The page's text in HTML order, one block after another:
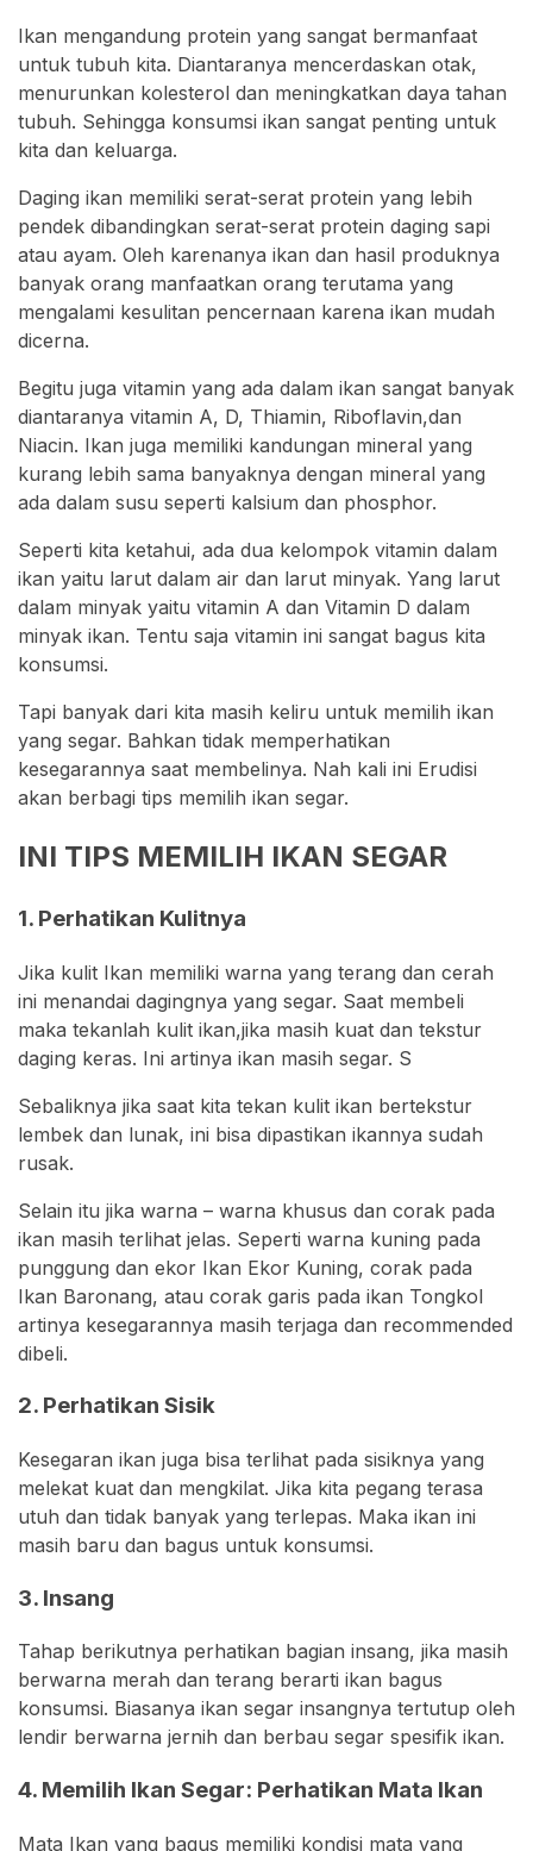
Ikan mengandung protein yang sangat bermanfaat
untuk tubuh kita. Diantaranya mencerdaskan otak,
menurunkan kolesterol dan meningkatkan daya tahan
tubuh. Sehingga konsumsi ikan sangat penting untuk
kita dan keluarga.
Daging ikan memiliki serat-serat protein yang lebih
pendek dibandingkan serat-serat protein daging sapi
atau ayam. Oleh karenanya ikan dan hasil produknya
banyak orang manfaatkan orang terutama yang
mengalami kesulitan pencernaan karena ikan mudah
dicerna.
Begitu juga vitamin yang ada dalam ikan sangat banyak
diantaranya vitamin A, D, Thiamin, Riboflavin,dan
Niacin. Ikan juga memiliki kandungan mineral yang
kurang lebih sama banyaknya dengan mineral yang
ada dalam susu seperti kalsium dan phosphor.
Seperti kita ketahui, ada dua kelompok vitamin dalam
ikan yaitu larut dalam air dan larut minyak. Yang larut
dalam minyak yaitu vitamin A dan Vitamin D dalam
minyak ikan. Tentu saja vitamin ini sangat bagus kita
konsumsi.
Tapi banyak dari kita masih keliru untuk memilih ikan
yang segar. Bahkan tidak memperhatikan
kesegarannya saat membelinya. Nah kali ini Erudisi
akan berbagi tips memilih ikan segar.
INI TIPS MEMILIH IKAN SEGAR
1. Perhatikan Kulitnya
Jika kulit Ikan memiliki warna yang terang dan cerah
ini menandai dagingnya yang segar. Saat membeli
maka tekanlah kulit ikan,jika masih kuat dan tekstur
daging keras. Ini artinya ikan masih segar. S
Sebaliknya jika saat kita tekan kulit ikan bertekstur
lembek dan lunak, ini bisa dipastikan ikannya sudah
rusak.
Selain itu jika warna – warna khusus dan corak pada
ikan masih terlihat jelas. Seperti warna kuning pada
punggung dan ekor Ikan Ekor Kuning, corak pada
Ikan Baronang, atau corak garis pada ikan Tongkol
artinya kesegarannya masih terjaga dan recommended
dibeli.
2. Perhatikan Sisik
Kesegaran ikan juga bisa terlihat pada sisiknya yang
melekat kuat dan mengkilat. Jika kita pegang terasa
utuh dan tidak banyak yang terlepas. Maka ikan ini
masih baru dan bagus untuk konsumsi.
3. Insang
Tahap berikutnya perhatikan bagian insang, jika masih
berwarna merah dan terang berarti ikan bagus
konsumsi. Biasanya ikan segar insangnya tertutup oleh
len­dir berwarna jernih dan berbau segar spesifik ikan.
4. Memilih Ikan Segar: Perhatikan Mata Ikan
Mata Ikan yang bagus memiliki kondisi mata yang